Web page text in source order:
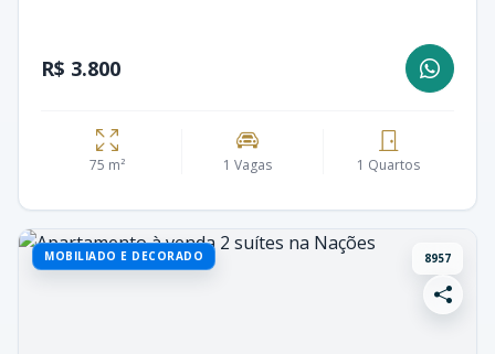
R$ 3.800
75 m² 1 Vagas 1 Quartos
MOBILIADO E DECORADO 8957